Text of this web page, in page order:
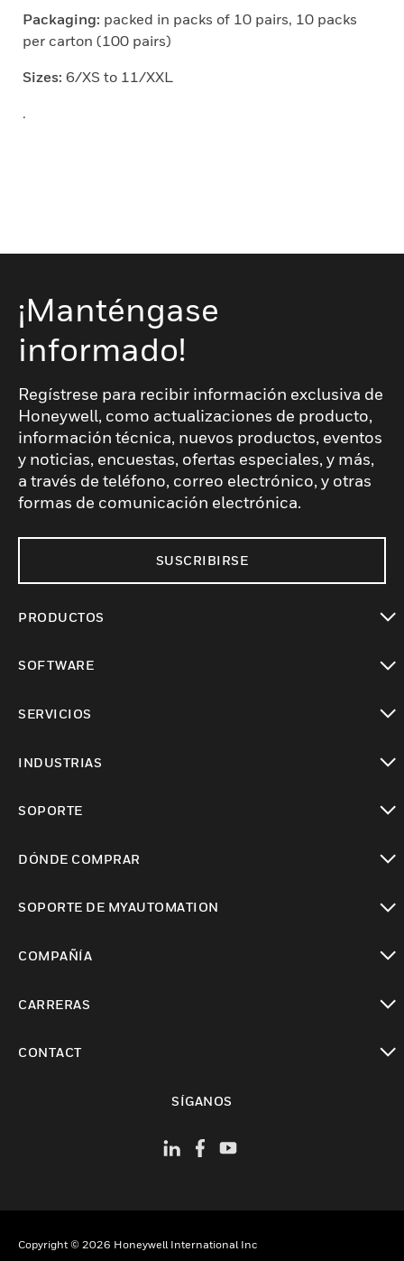
Packaging: packed in packs of 10 pairs, 10 packs
per carton (100 pairs)
Sizes: 6/XS to 11/XXL
.
¡Manténgase
informado!
Regístrese para recibir información exclusiva de
Honeywell, como actualizaciones de producto,
información técnica, nuevos productos, eventos
y noticias, encuestas, ofertas especiales, y más,
a través de teléfono, correo electrónico, y otras
formas de comunicación electrónica.
SUSCRIBIRSE
PRODUCTOS
SOFTWARE
SERVICIOS
INDUSTRIAS
SOPORTE
DÓNDE COMPRAR
SOPORTE DE MYAUTOMATION
COMPAÑÍA
CARRERAS
CONTACT
SÍGANOS
Copyright © 2026 Honeywell International Inc